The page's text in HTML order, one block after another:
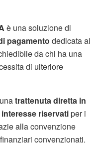
è una soluzione di
pagamento dedicata ai
da chi ha una
di ulteriore
trattenuta diretta in
riservatiper i
alla convenzione
convenzionati.